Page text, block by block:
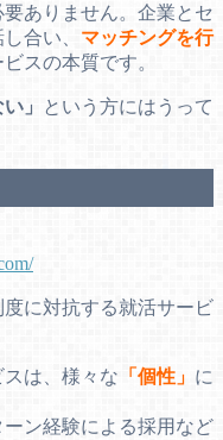
ありません。企業とセ
合い、 マッチングを行
スの本質です。
」
という方にはうって
に対抗する就活サービ
は、様々な 「個性」 に
ン経験による採用など